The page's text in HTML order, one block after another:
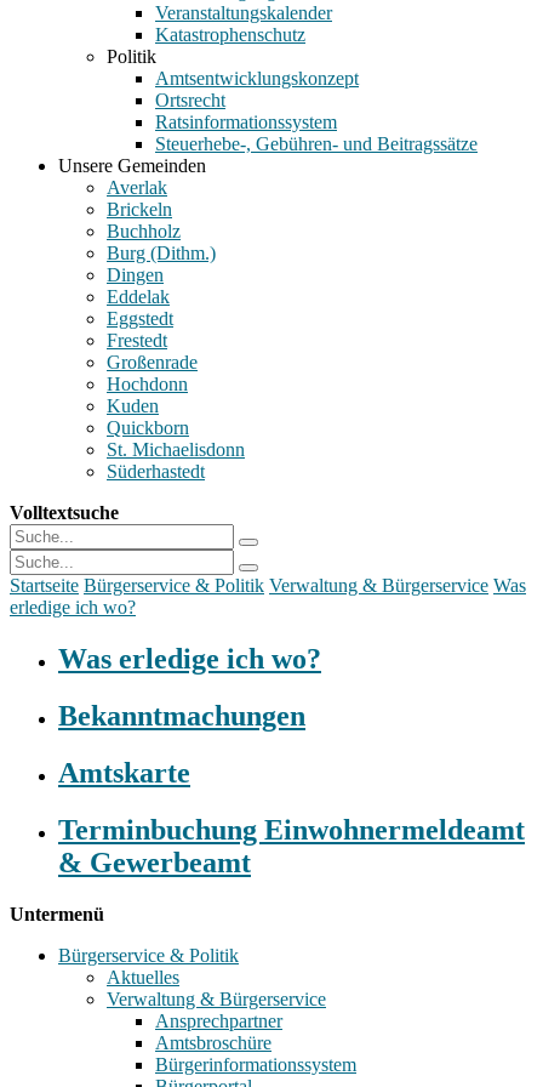
Veranstaltungskalender
Katastrophenschutz
Politik
Amtsentwicklungskonzept
Ortsrecht
Ratsinformationssystem
Steuerhebe-, Gebühren- und Beitragssätze
Unsere Gemeinden
Averlak
Brickeln
Buchholz
Burg (Dithm.)
Dingen
Eddelak
Eggstedt
Frestedt
Großenrade
Hochdonn
Kuden
Quickborn
St. Michaelisdonn
Süderhastedt
Volltextsuche
Startseite Bürgerservice & Politik Verwaltung & Bürgerservice Was
erledige ich wo?
Was erledige ich wo?
Bekanntmachungen
Amtskarte
Terminbuchung Einwohnermeldeamt
& Gewerbeamt
Untermenü
Bürgerservice & Politik
Aktuelles
Verwaltung & Bürgerservice
Ansprechpartner
Amtsbroschüre
Bürgerinformationssystem